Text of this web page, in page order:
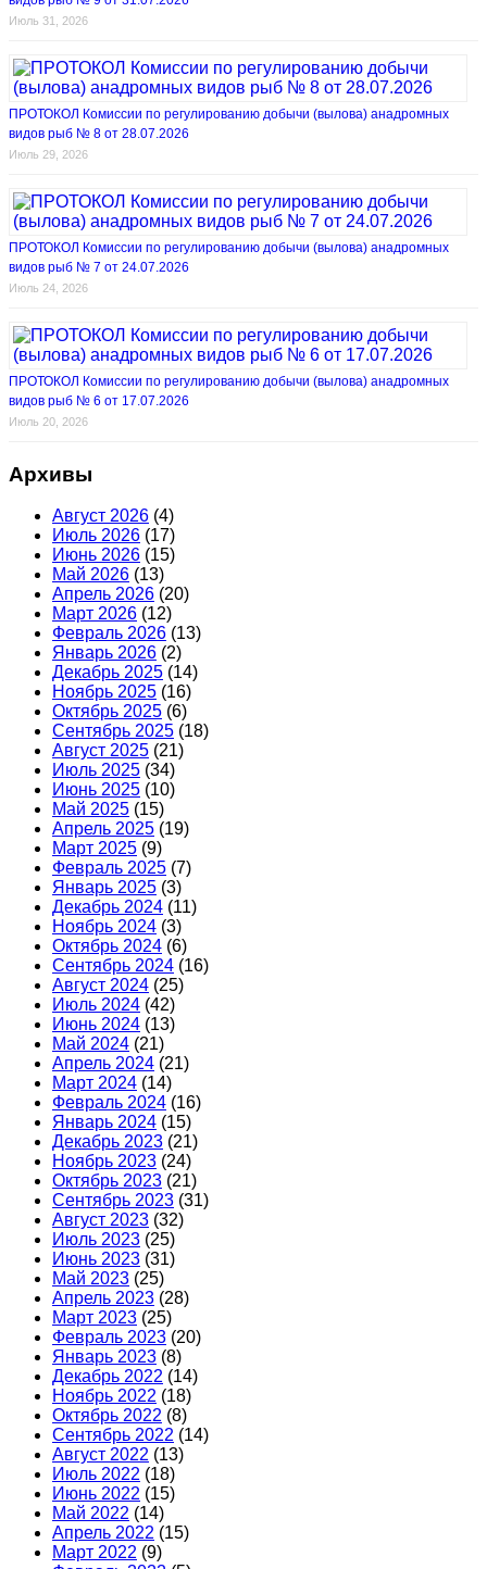
Июль 31, 2026
ПРОТОКОЛ Комиссии по регулированию добычи (вылова) анадромных
видов рыб № 8 от 28.07.2026
Июль 29, 2026
ПРОТОКОЛ Комиссии по регулированию добычи (вылова) анадромных
видов рыб № 7 от 24.07.2026
Июль 24, 2026
ПРОТОКОЛ Комиссии по регулированию добычи (вылова) анадромных
видов рыб № 6 от 17.07.2026
Июль 20, 2026
Архивы
Август 2026 (4)
Июль 2026 (17)
Июнь 2026 (15)
Май 2026 (13)
Апрель 2026 (20)
Март 2026 (12)
Февраль 2026 (13)
Январь 2026 (2)
Декабрь 2025 (14)
Ноябрь 2025 (16)
Октябрь 2025 (6)
Сентябрь 2025 (18)
Август 2025 (21)
Июль 2025 (34)
Июнь 2025 (10)
Май 2025 (15)
Апрель 2025 (19)
Март 2025 (9)
Февраль 2025 (7)
Январь 2025 (3)
Декабрь 2024 (11)
Ноябрь 2024 (3)
Октябрь 2024 (6)
Сентябрь 2024 (16)
Август 2024 (25)
Июль 2024 (42)
Июнь 2024 (13)
Май 2024 (21)
Апрель 2024 (21)
Март 2024 (14)
Февраль 2024 (16)
Январь 2024 (15)
Декабрь 2023 (21)
Ноябрь 2023 (24)
Октябрь 2023 (21)
Сентябрь 2023 (31)
Август 2023 (32)
Июль 2023 (25)
Июнь 2023 (31)
Май 2023 (25)
Апрель 2023 (28)
Март 2023 (25)
Февраль 2023 (20)
Январь 2023 (8)
Декабрь 2022 (14)
Ноябрь 2022 (18)
Октябрь 2022 (8)
Сентябрь 2022 (14)
Август 2022 (13)
Июль 2022 (18)
Июнь 2022 (15)
Май 2022 (14)
Апрель 2022 (15)
Март 2022 (9)